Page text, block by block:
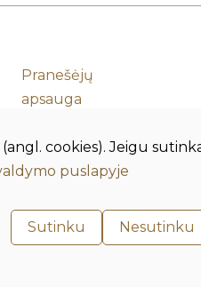
Pranešėjų
apsauga
prevencija
Smurto ir
prevencija
cookies). Jeigu
puslapyje
Sutinku Nesutinku